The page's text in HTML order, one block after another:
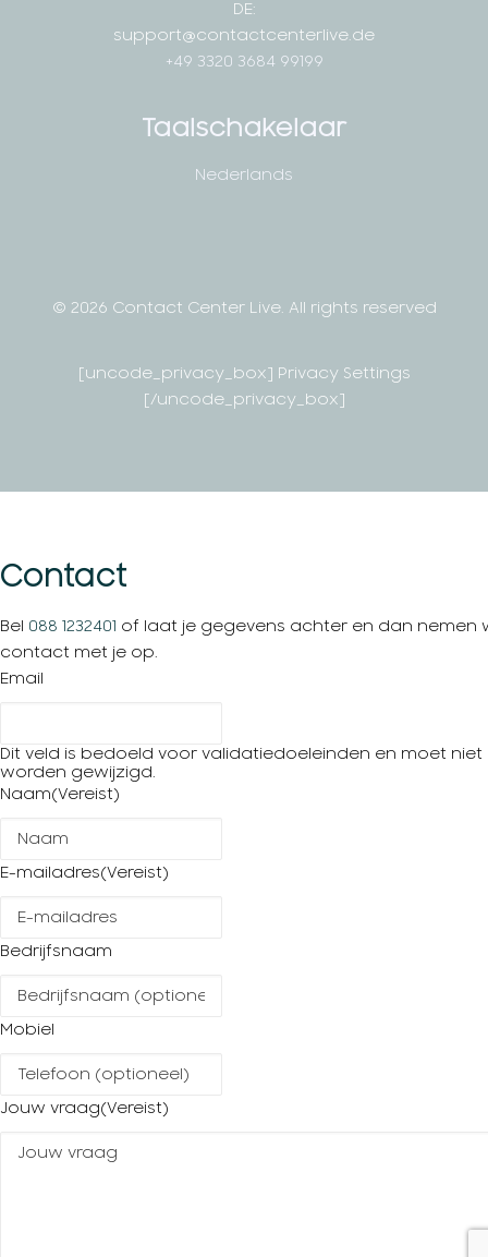
DE:
support@contactcenterlive.de
+49 3320 3684 99199
Taalschakelaar
Nederlands
© 2026 Contact Center Live. All rights reserved
[uncode_privacy_box] Privacy Settings
[/uncode_privacy_box]
Contact
Bel 088 1232401 of laat je gegevens achter en dan nemen
contact met je op.
Email
Dit veld is bedoeld voor validatiedoeleinden en moet niet
worden gewijzigd.
Naam(Vereist)
E-mailadres(Vereist)
Bedrijfsnaam
Mobiel
Jouw vraag(Vereist)